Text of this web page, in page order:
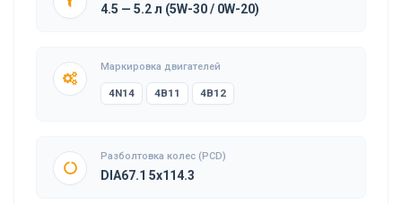
4.5 — 5.2 л (5W-30 / 0W-20)
Маркировка двигателей
4N14 4B11 4B12
Разболтовка колес (PCD)
DIA67.1 5x114.3